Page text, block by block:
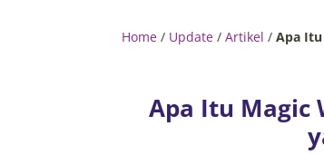
Home / Update /Artikel /Apa
Apa Itu Magic